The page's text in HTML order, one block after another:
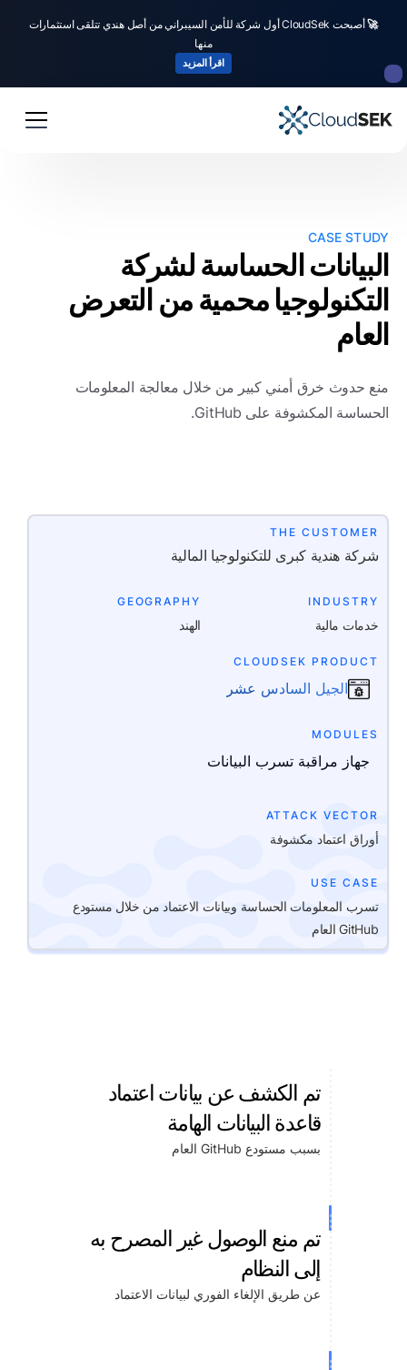
🚀
أصبحت CloudSek أول شركة للأمن السيبراني من أصل هندي تتلقى استثمارات
منها
اقرأ المزيد
CASE STUDY
البيانات الحساسة لشركة
التكنولوجيا محمية من التعرض
العام
منع حدوث خرق أمني كبير من خلال معالجة المعلومات
الحساسة المكشوفة على GitHub.
THE CUSTOMER
شركة هندية كبرى للتكنولوجيا المالية
INDUSTRY
خدمات مالية
GEOGRAPHY
الهند
CLOUDSEK PRODUCT
الجيل السادس عشر
MODULES
جهاز مراقبة تسرب البيانات
ATTACK VECTOR
أوراق اعتماد مكشوفة
USE CASE
تسرب المعلومات الحساسة وبيانات الاعتماد من خلال مستودع
GitHub العام
تم الكشف عن بيانات اعتماد
قاعدة البيانات الهامة
بسبب مستودع GitHub العام
تم منع الوصول غير المصرح به
إلى النظام
عن طريق الإلغاء الفوري لبيانات الاعتماد